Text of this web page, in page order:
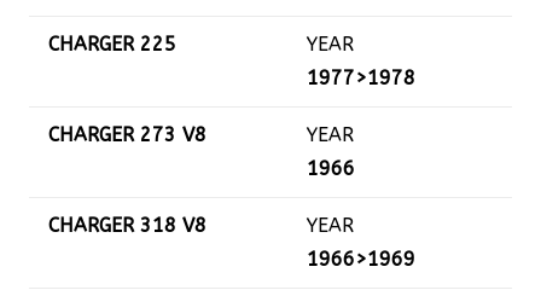
CHARGER 225
YEAR
1977>1978
CHARGER 273 V8
YEAR
1966
CHARGER 318 V8
YEAR
1966>1969